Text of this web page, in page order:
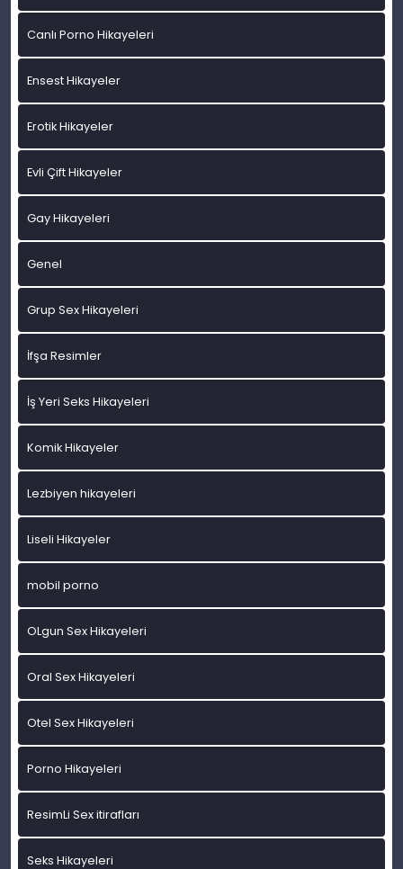
Canlı Porno Hikayeleri
Ensest Hikayeler
Erotik Hikayeler
Evli Çift Hikayeler
Gay Hikayeleri
Genel
Grup Sex Hikayeleri
İfşa Resimler
İş Yeri Seks Hikayeleri
Komik Hikayeler
Lezbiyen hikayeleri
Liseli Hikayeler
mobil porno
OLgun Sex Hikayeleri
Oral Sex Hikayeleri
Otel Sex Hikayeleri
Porno Hikayeleri
ResimLi Sex itirafları
Seks Hikayeleri